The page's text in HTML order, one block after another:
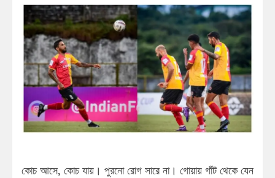
কোচ আসে, কোচ যায়। পুরনো রোগ সারে না। গোয়ায় গাঁট থেকে যেন